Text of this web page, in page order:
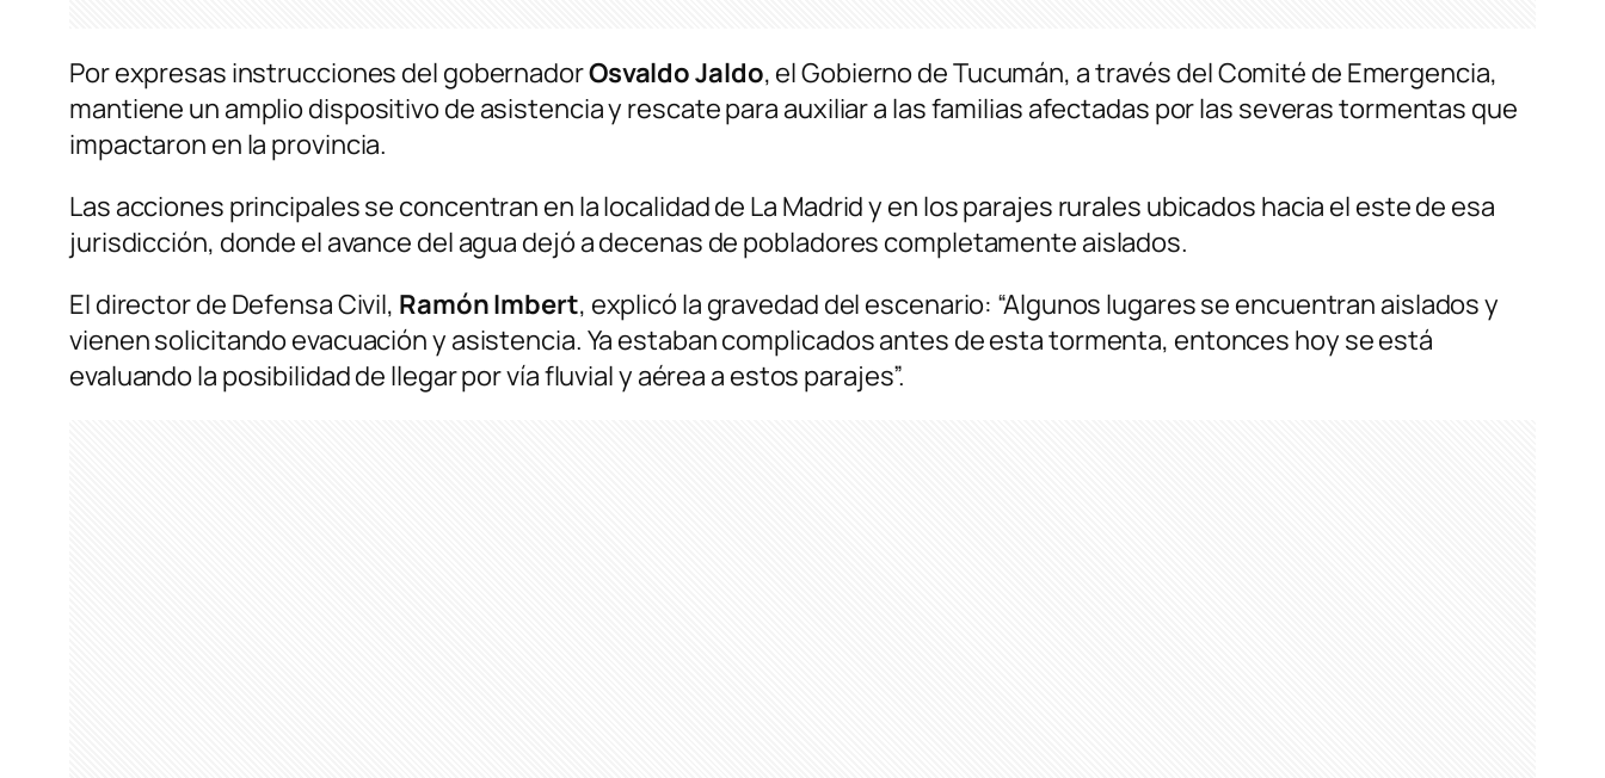
Por expresas instrucciones del gobernadorOsvaldo Jaldo, el Gobierno de Tucumán, a través del Comité de Emergencia,
mantiene un amplio dispositivo de asistencia y rescate para auxiliar a las familias afectadas por las severas tormentas que
impactaron en la provincia.
Las acciones principales se concentran en la localidad de La Madrid y en los parajes rurales ubicados hacia el este de esa
jurisdicción, donde el avance del agua dejó a decenas de pobladores completamente aislados.
El director de Defensa Civil, Ramón Imbert, explicó la gravedad del escenario: “Algunos lugares se encuentran aislados y
vienen solicitando evacuación y asistencia. Ya estaban complicados antes de esta tormenta, entonces hoy se está
evaluando la posibilidad de llegar por vía fluvial y aérea a estos parajes”.